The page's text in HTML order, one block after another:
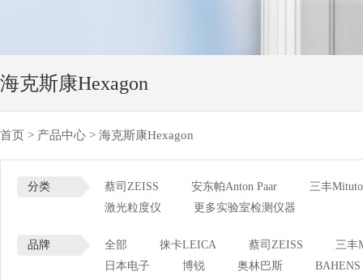
海克斯康Hexagon
首页 > 产品中心 > 海克斯康Hexagon
分类 蔡司ZEISS 安东帕Anton Paar
三丰
激光粒度仪
更多实验室检测仪器
品牌 全部 徕卡LEICA 蔡司ZEISS
三丰
日本电子
博锐 奥林巴斯
BAHENS